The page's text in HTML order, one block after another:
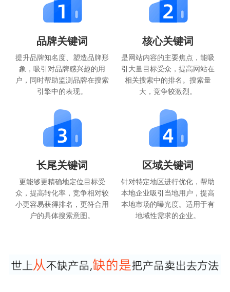
品牌关键词
提升品牌知名度、塑造品牌形
象，吸引对品牌感兴趣的用
户，同时帮助监测品牌在搜索
引擎中的表现。
核心关键词
是网站内容的主要焦点，能吸
引大量目标受众，提高网站在
相关搜索中的排名。搜索量
大，竞争较激烈。
长尾关键词
更能够更精确地定位目标受
众，提高转化率，竞争相对较
小更容易获得排名，更符合用
户的具体搜索意图。
区域关键词
针对特定地区进行优化，帮助
本地企业吸引当地用户，提高
本地市场的曝光度。适用于有
地域性需求的企业。